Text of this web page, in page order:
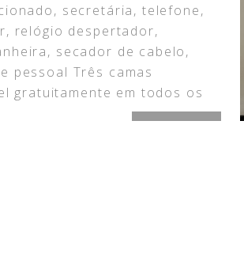
secretária, telefone,
relógio despertador,
secador de cabelo,
pessoal Três camas
gratuitamente em todos os